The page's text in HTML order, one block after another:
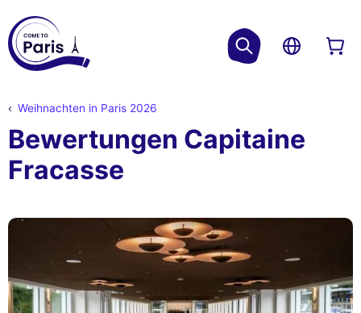
Weihnachten in Paris 2026
Bewertungen Capitaine
Fracasse